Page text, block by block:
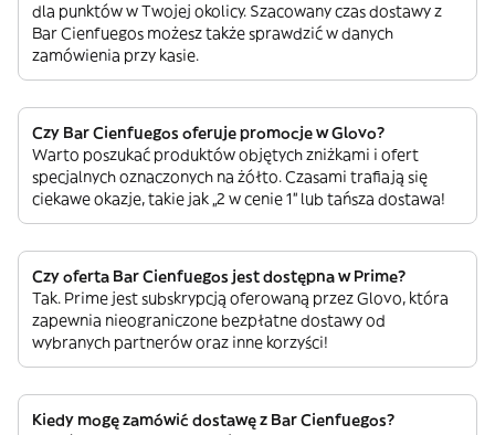
dla punktów w Twojej okolicy. Szacowany czas dostawy z
Bar Cienfuegos możesz także sprawdzić w danych
zamówienia przy kasie.
Czy Bar Cienfuegos oferuje promocje w Glovo?
Warto poszukać produktów objętych zniżkami i ofert
specjalnych oznaczonych na żółto. Czasami trafiają się
ciekawe okazje, takie jak „2 w cenie 1” lub tańsza dostawa!
Czy oferta Bar Cienfuegos jest dostępna w Prime?
Tak. Prime jest subskrypcją oferowaną przez Glovo, która
zapewnia nieograniczone bezpłatne dostawy od
wybranych partnerów oraz inne korzyści!
Kiedy mogę zamówić dostawę z Bar Cienfuegos?